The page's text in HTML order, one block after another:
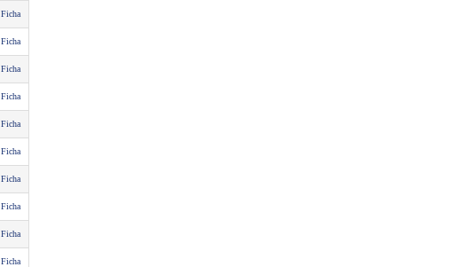
Ficha
Ficha
Ficha
Ficha
Ficha
Ficha
Ficha
Ficha
Ficha
Ficha